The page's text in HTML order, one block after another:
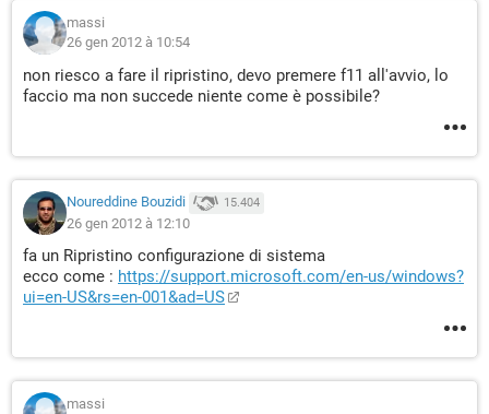
massi
26 gen 2012 à 10:54
non riesco a fare il ripristino, devo premere f11 all'avvio, lo
faccio ma non succede niente come è possibile?
Noureddine Bouzidi 15.404
26 gen 2012 à 12:10
fa un Ripristino configurazione di sistema
ecco come : https://support.microsoft.com/en-us/windows?
ui=en-US&rs=en-001&ad=US
massi